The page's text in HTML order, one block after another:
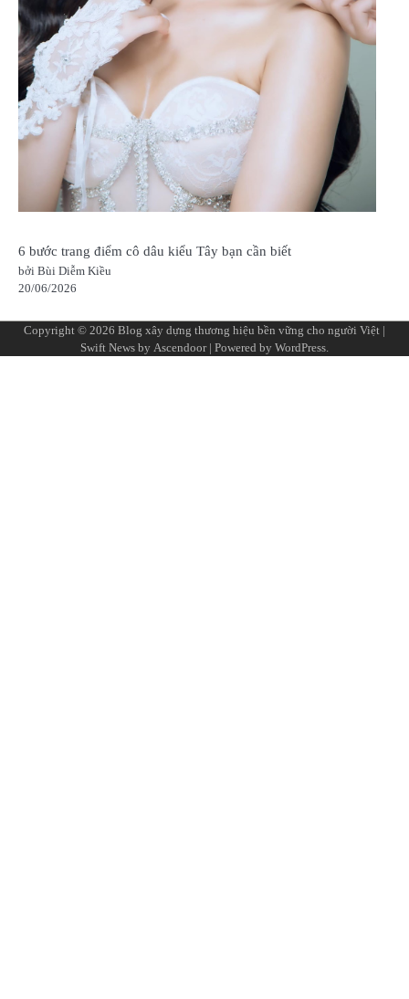
6 bước trang điểm cô dâu kiểu Tây bạn cần biết
bởi Bùi Diễm Kiều
20/06/2026
Copyright © 2026 Blog xây dựng thương hiệu bền vững cho người Việt |
Swift News by Ascendoor| Powered by WordPress.